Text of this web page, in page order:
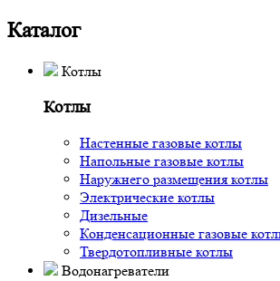
Каталог
Котлы
Котлы
Настенные газовые котлы
Напольные газовые котлы
Наружнего размещения котлы
Электрические котлы
Дизельные
Конденсационные газовые
Твердотопливные котлы
Водонагреватели